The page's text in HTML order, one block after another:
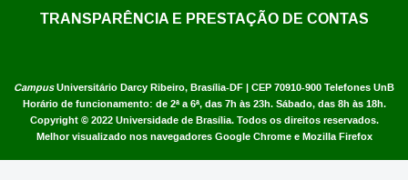
CampusUniversitário Darcy Ribeiro, Brasília-DF | CEP 70910-900 Telefones UnB
Horário de funcionamento: de 2ª a 6ª, das 7h às 23h. Sábado, das 8h às 18h.
Copyright © 2022 Universidade de Brasília. Todos os direitos reservados.
Melhor visualizado nos navegadores Google Chrome e Mozilla Firefox
TRANSPARÊNCIA E PRESTAÇÃO DE CONTAS